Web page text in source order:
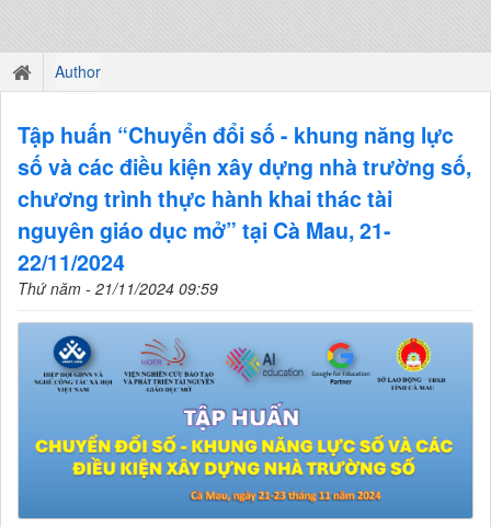
Author
Tập huấn “Chuyển đổi số - khung năng lực
số và các điều kiện xây dựng nhà trường số,
chương trình thực hành khai thác tài
nguyên giáo dục mở” tại Cà Mau, 21-
22/11/2024
Thứ năm - 21/11/2024 09:59